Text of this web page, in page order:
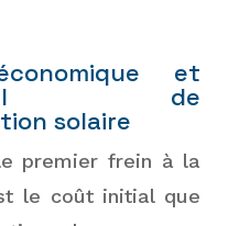
et
de
solaire
premier frein à la
le coût initial que